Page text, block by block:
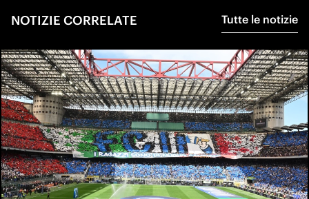
NOTIZIE CORRELATE Tutte le notizie